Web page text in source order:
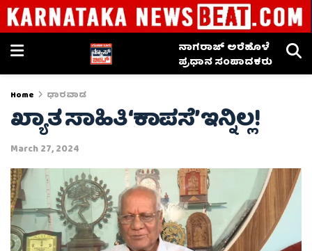
ನಾಗರಾಜ್ ಅರೆಹೊಳೆ
ಪ್ರಧಾನ ಸಂಪಾದಕರು
Home ಧಾರವಾಡ
ಖ್ಯಾತ ಸಾಹಿತಿ ‘ಕಾಪಸೆ’ ಇನ್ನಿಲ್ಲ!
March 27, 2024